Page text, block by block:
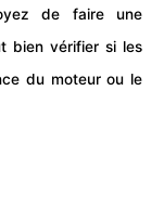
de faire une
bien vérifier si les
du moteur ou le